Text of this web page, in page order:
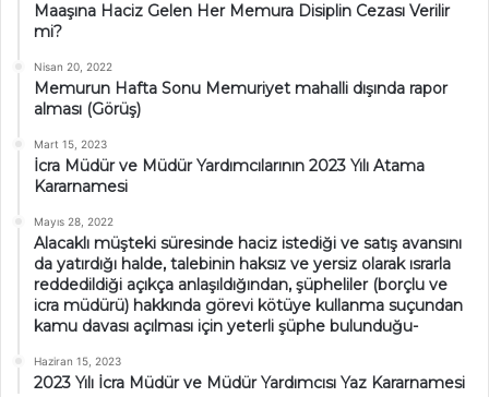
Maaşına Haciz Gelen Her Memura Disiplin Cezası Verilir
mi?
Nisan 20, 2022
Memurun Hafta Sonu Memuriyet mahalli dışında rapor
alması (Görüş)
Mart 15, 2023
İcra Müdür ve Müdür Yardımcılarının 2023 Yılı Atama
Kararnamesi
Mayıs 28, 2022
Alacaklı müşteki süresinde haciz istediği ve satış avansını
da yatırdığı halde, talebinin haksız ve yersiz olarak ısrarla
reddedildiği açıkça anlaşıldığından, şüpheliler (borçlu ve
icra müdürü) hakkında görevi kötüye kullanma suçundan
kamu davası açılması için yeterli şüphe bulunduğu-
Haziran 15, 2023
2023 Yılı İcra Müdür ve Müdür Yardımcısı Yaz Kararnamesi